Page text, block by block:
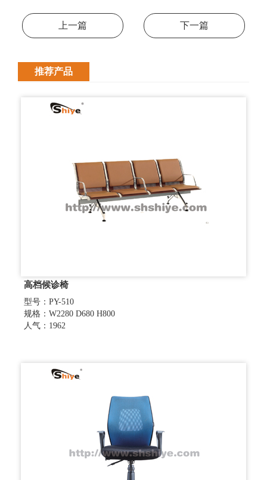
上一篇 下一篇
推荐产品
高档候诊椅
型号：PY-510
规格：W2280 D680 H800
人气：1962